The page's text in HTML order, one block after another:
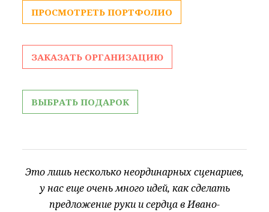
ПРОСМОТРЕТЬ ПОРТФОЛИО
ЗАКАЗАТЬ ОРГАНИЗАЦИЮ
ВЫБРАТЬ ПОДАРОК
Это лишь несколько неординарных сценариев,
у нас еще очень много идей, как сделать
предложение руки и сердца в Ивано-